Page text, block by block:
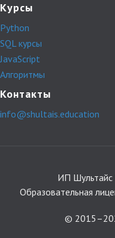
Курсы
Python
SQL курсы
JavaScript
Алгоритмы
Контакты
info@shultais.education
ИП Шультайс
Образовательная
©